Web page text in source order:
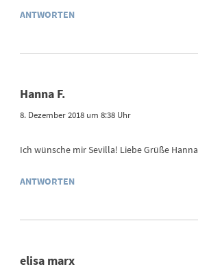
ANTWORTEN
Hanna F.
8. Dezember 2018 um 8:38 Uhr
Ich wünsche mir Sevilla! Liebe Grüße Hanna
ANTWORTEN
elisa marx